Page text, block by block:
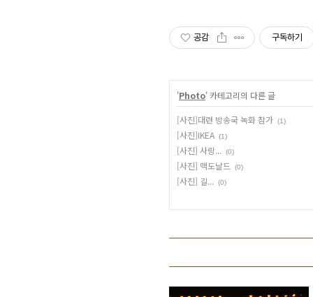
공감 구독하기
'Photo' 카테고리의 다른 글
[사진]대련 방송국 녹화 참가 (1)
[사진]IKEA (1)
[사진] 사랑... (0)
[사진] 맥도날드 (0)
[사진] 길... (0)